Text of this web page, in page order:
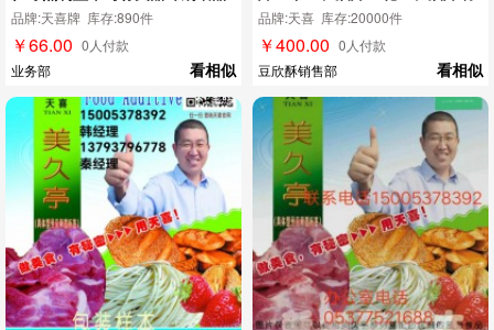
剂
品牌:天喜牌 库存:890件
￥66.00 0人付款
业务部
看相似
豆、油炸豌豆、油炸青豆、炸黄
金豆膨松酥脆剂
品牌:天喜 库存:20000件
￥400.00 0人付款
豆欣酥销售部
看相似